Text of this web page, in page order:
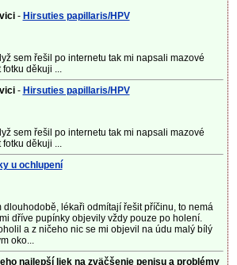
- Hirsuties papillaris/HPV
sem řešil po internetu tak mi napsali mazové
děkuji ...
- Hirsuties papillaris/HPV
sem řešil po internetu tak mi napsali mazové
děkuji ...
u ochlupení
dlouhodobě, lékaři odmítají řešit příčinu, to nemá
dříve pupínky objevily vždy pouze po holení.
a z ničeho nic se mi objevil na údu malý bílý
oko...
najlepší liek na zväčšenie penisu a problémy